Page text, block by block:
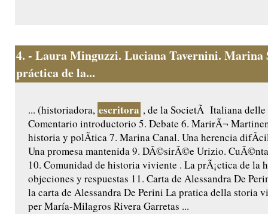
4. - Laura Minguzzi. Luciana Tavernini. Marina
práctica de la...
... (historiadora, escritora , de la SocietÃ Italiana delle
Comentario introductorio 5. Debate 6. MarirÃ¬
historia y polÃ­tica 7. Marina Canal. Una herencia
Una promesa mantenida 9. DÃ©sirÃ©e Urizio.
10. Comunidad de historia viviente . La prÃ¡ctica de la
objeciones y respuestas 11. Carta de Alessandra De
la carta de Alessandra De Perini La pratica della storia
per María-Milagros Rivera Garretas ...